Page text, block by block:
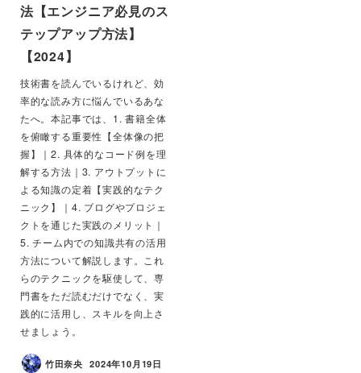
法【エンジニア必見のス
テップアップ方法】
【2024】
技術書を読んでいるけれど、効
率的な読み方に悩んでいるあな
たへ。本記事では、1. 書籍全体
を俯瞰する重要性【全体像の把
握】｜2. 具体的なコード例を理
解する方法｜3. アウトプットに
よる知識の定着【実践的なテク
ニック】｜4. ブログやプロジェ
クトを通じた実践のメリット｜
5. チーム内での知識共有の活用
方法について解説します。これ
らのテクニックを駆使して、専
門書をただ読むだけでなく、実
践的に活用し、スキルを向上さ
せましょう。
竹田奈央 2024年10月19日